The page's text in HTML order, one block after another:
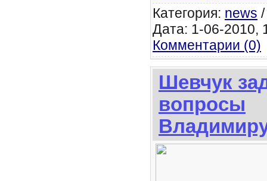
Категория: news
Дата: 1-06-2010,
Комментарии (0)
Шевчук
вопросы